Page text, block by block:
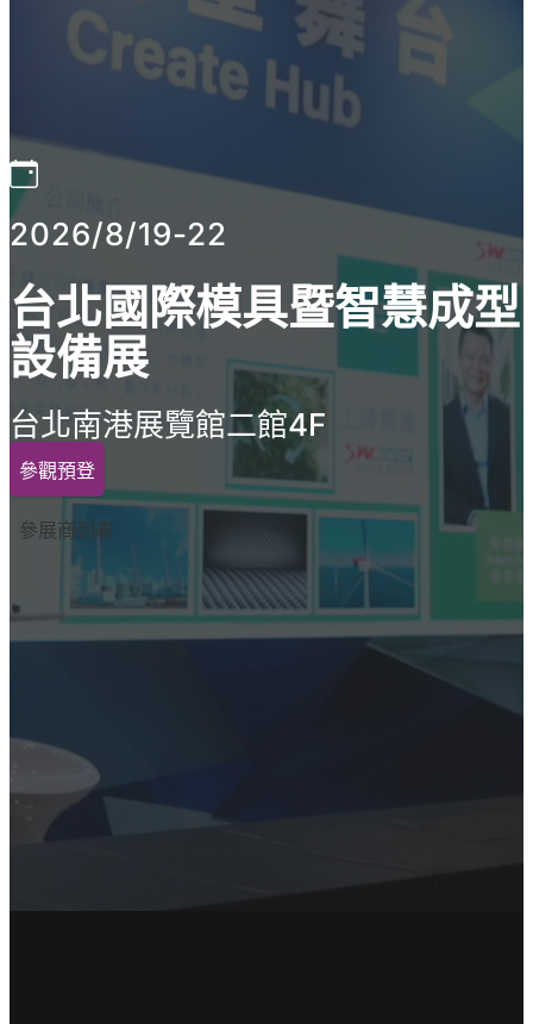
2026/8/19-22
台北國際模具暨智慧成型
設備展
台北南港展覽館二館4F
參觀預登
參展商列表